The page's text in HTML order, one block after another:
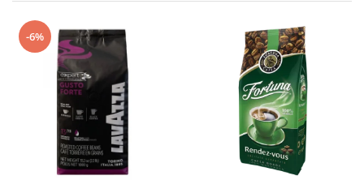
Aparate Automate
Aparate capsule
Aparate clasice
Accesorii
Complementare
-6%